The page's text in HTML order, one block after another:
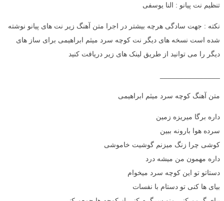
تنظیم نت پیانو : النا یوسفی
نکته : جهت سادگی هرچه بیشتر در اجرا متن آهنگ زیر نت های پیانو نوشته
شده است نسخه های دیگر نت کوچه سرد میثم ابراهیمی برای ساز های
دیگر را می توانید از طریق لینک های زیر دریافت کنید
متن آهنگ کوچه سرد میثم ابراهیمی
داره برگا میریزه زمین
سرده هوا بارونه ببین
کوشی چرا زنگ میزنم گوشیت خاموشی
داره مهمون من میشه درد
دستاتو تو این کوچه سرد میخوام
بیای ها کنی تو دستام با نفسات